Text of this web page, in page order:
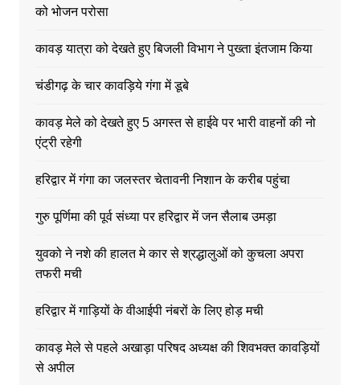
को भोजन परोसा
कावड़ यात्रा को देखते हुए बिजली विभाग ने पुख्ता इंतजाम किया
चंडीगढ़ के चार कावड़िये गंगा में डूबे
कावड़ मेले को देखते हुए 5 अगस्त से हाईवे पर भारी वाहनों की नो
एंट्री रहेगी
हरिद्वार में गंगा का जलस्तर चेतावनी निशान के करीब पहुंचा
गुरु पूर्णिमा की पूर्व संध्या पर हरिद्वार में जन सैलाब उमड़ा
युवको ने नशे की हालत मे कार से श्रद्धालुओं को कुचला अपरा
तफरी मची
हरिद्वार में गाड़ियों के वीआईपी नंबरों के लिए होड़ मची
कावड़ मेले से पहले अखाड़ा परिषद अध्यक्ष की शिवभक्त कावड़ियों
से अपील